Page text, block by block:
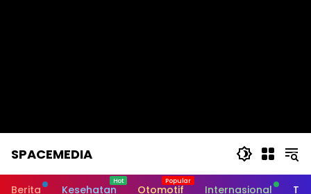
SPACEMEDIA
Berita Kesehatan Otomotif Internasional